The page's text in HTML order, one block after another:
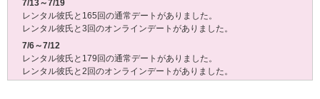
7/13～7/19
レンタル彼氏と165回の通常デートがありました。
レンタル彼氏と3回のオンラインデートがありました。
7/6～7/12
レンタル彼氏と179回の通常デートがありました。
レンタル彼氏と2回のオンラインデートがありました。